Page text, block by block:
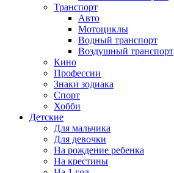
Транспорт
Авто
Мотоциклы
Водный транспорт
Воздушный транспорт
Кино
Профессии
Знаки зодиака
Спорт
Хобби
Детские
Для мальчика
Для девочки
На рождение ребенка
На крестины